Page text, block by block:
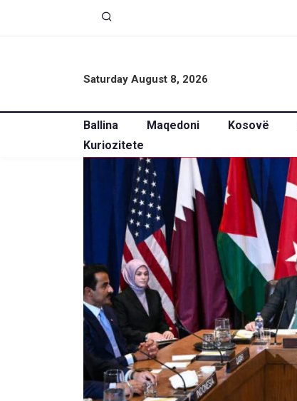
Saturday August 8, 2026
Ballina Maqedoni Kosovë
Kuriozitete